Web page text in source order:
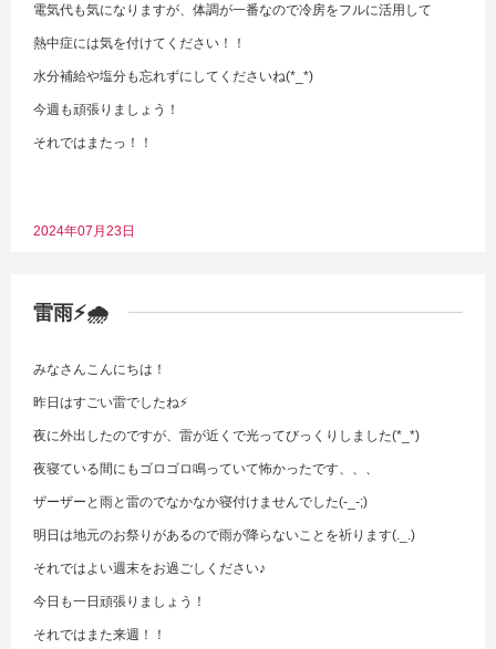
電気代も気になりますが、体調が一番なので冷房をフルに活用して
熱中症には気を付けてください！！
水分補給や塩分も忘れずにしてくださいね(*_*)
今週も頑張りましょう！
それではまたっ！！
2024年07月23日
雷雨⚡🌧
みなさんこんにちは！
昨日はすごい雷でしたね⚡
夜に外出したのですが、雷が近くで光ってびっくりしました(*_*)
夜寝ている間にもゴロゴロ鳴っていて怖かったです、、、
ザーザーと雨と雷のでなかなか寝付けませんでした(-_-;)
明日は地元のお祭りがあるので雨が降らないことを祈ります(._.)
それではよい週末をお過ごしください♪
今日も一日頑張りましょう！
それではまた来週！！